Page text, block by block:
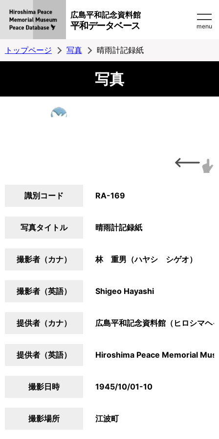
広島平和記念資料館
平和データベース menu
トップページ 写真 晴雨計記録紙
写真
識別コード RA-169
写真タイトル 晴雨計記録紙
撮影者（カナ） 林 重男（ハヤシ シゲオ）
撮影者（英語） Shigeo Hayashi
提供者（カナ） 広島平和記念資料館（ヒロシマヘ
提供者（英語） Hiroshima Peace Memorial
撮影日時 1945/10/01-10
撮影場所 江波町